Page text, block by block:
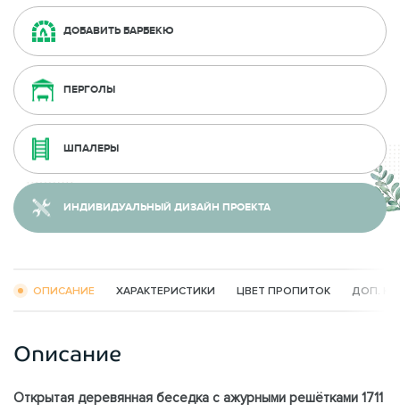
ДОБАВИТЬ БАРБЕКЮ
ПЕРГОЛЫ
ШПАЛЕРЫ
ИНДИВИДУАЛЬНЫЙ ДИЗАЙН ПРОЕКТА
ОПИСАНИЕ ХАРАКТЕРИСТИКИ ЦВЕТ ПРОПИТОК ДОП.
Описание
Открытая деревянная беседка с ажурными решётками 1711